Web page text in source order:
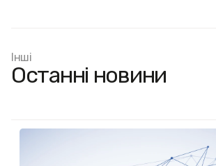
Інші
Останні новини